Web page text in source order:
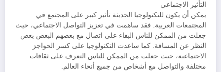
التأثير الاجتماعي
يمكن أن يكون للتكنولوجيا الحديثة تأثير كبير على المجتمع في
المجتمعات العربية. فقد ساهمت في تعزيز التواصل الاجتماعي، حيث
جعلت من الممكن للناس البقاء على اتصال مع بعضهم البعض بغض
النظر عن المسافة. كما ساعدت التكنولوجيا على كسر الحواجز
الاجتماعية، حيث جعلت من الممكن للناس التعرف على ثقافات
مختلفة والتواصل مع أشخاص من جميع أنحاء العالم.